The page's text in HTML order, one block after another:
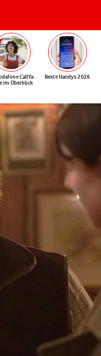
CallYa-
im Überblick
Beste Handys 2026